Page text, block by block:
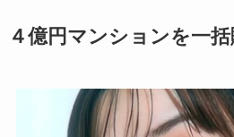
４億円マンションを一